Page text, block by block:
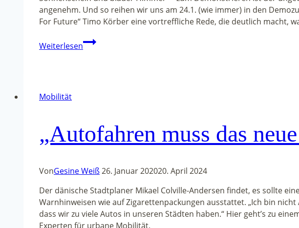
angenehm. Und so reihen wir uns am 24.1. (wie immer) in den
For Future“ Timo Körber eine vortreffliche Rede, die deutlich macht,
Weiterlesen„Kempten
muss
Mobilität
„Autofahren muss das
VonGesine Weiß26. Januar 202020. April 2024
Der dänische Stadtplaner Mikael Colville-Andersen findet, es sollte
Warnhinweisen wie auf Zigarettenpackungen ausstattet. „Ich bin
dass wir zu viele Autos in unseren Städten haben.“ Hier geht’s zu
Experten für urbane Mobilität.